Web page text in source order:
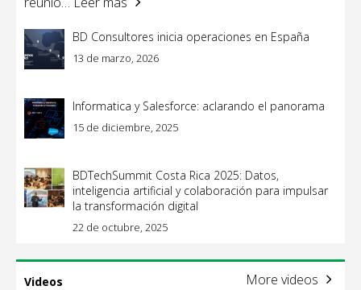
BD Consultores inicia operaciones en España
13 de marzo, 2026
Informatica y Salesforce: aclarando el panorama
15 de diciembre, 2025
BDTechSummit Costa Rica 2025: Datos,
inteligencia artificial y colaboración para impulsar
la transformación digital
22 de octubre, 2025
Videos More videos